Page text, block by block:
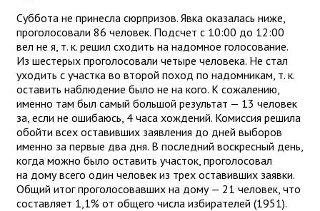
Суббота не принесла сюрпризов. Явка оказалась ниже,
проголосовали 86 человек. Подсчет с 10:00 до 12:00
вел не я, т. к. решил сходить на надомное голосование.
Из шестерых проголосовали четыре человека. Не стал
уходить с участка во второй поход по надомникам, т. к.
оставить наблюдение было не на кого. К сожалению,
именно там был самый большой результат — 13 человек
за, если не ошибаюсь, 4 часа хождений. Комиссия решила
обойти всех оставивших заявления до дней выборов
именно за первые два дня. В последний воскресный день,
когда можно было оставить участок, проголосовал
на дому всего один человек из трех оставивших заявки.
Общий итог проголосовавших на дому — 21 человек, что
составляет 1,1% от общего числа избирателей (1951).